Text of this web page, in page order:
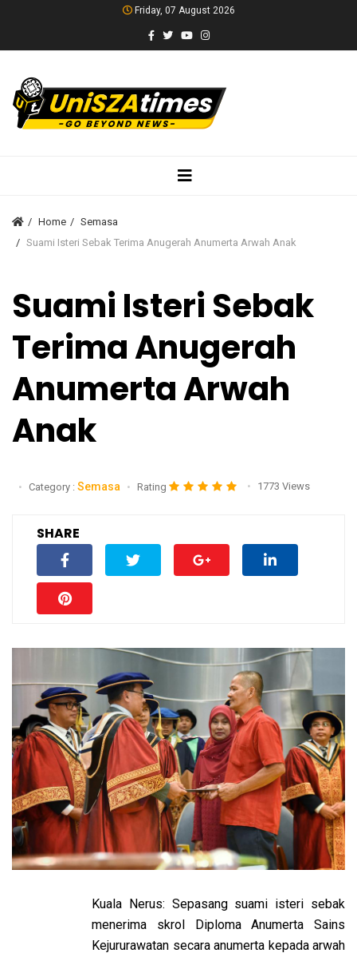
Friday, 07 August 2026
Home
Semasa
Suami Isteri Sebak Terima Anugerah Anumerta Arwah Anak
Suami Isteri Sebak
Terima Anugerah
Anumerta Arwah
Anak
Category : Semasa Rating 1773 Views
SHARE
Kuala Nerus: Sepasang suami isteri sebak
menerima skrol Diploma Anumerta Sains
Kejururawatan secara anumerta kepada arwah